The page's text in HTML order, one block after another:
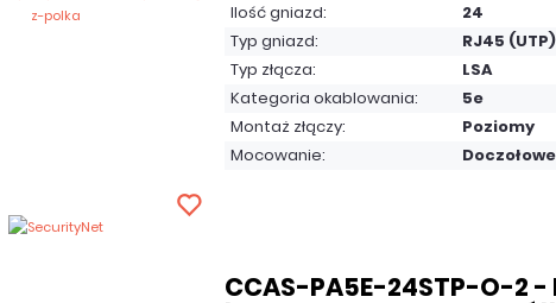
Ilość gniazd:
24
Typ gniazd:
RJ45 (UTP)
Typ złącza:
LSA
Kategoria okablowania:
5e
Montaż złączy:
Poziomy
Mocowanie:
Doczołowe
CCAS-PA5E-24STP-O-2 -